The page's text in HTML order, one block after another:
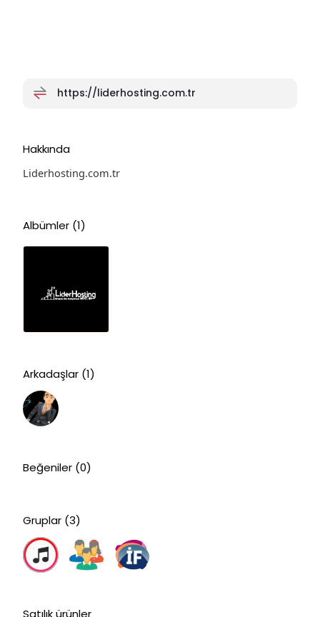
https://liderhosting.com.tr
Hakkında
Liderhosting.com.tr
Albümler (1)
Arkadaşlar (1)
Beğeniler (0)
Gruplar (3)
Satılık ürünler